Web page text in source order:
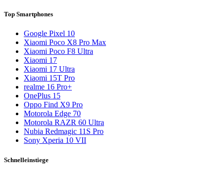
Top Smartphones
Google Pixel 10
Xiaomi Poco X8 Pro Max
Xiaomi Poco F8 Ultra
Xiaomi 17
Xiaomi 17 Ultra
Xiaomi 15T Pro
realme 16 Pro+
OnePlus 15
Oppo Find X9 Pro
Motorola Edge 70
Motorola RAZR 60 Ultra
Nubia Redmagic 11S Pro
Sony Xperia 10 VII
Schnelleinstiege